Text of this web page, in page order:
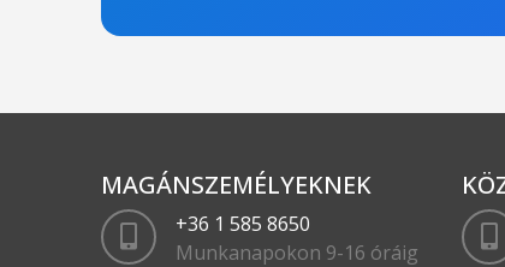
MAGÁNSZEMÉLYEKNEK
+36 1 585 8650
Munkanapokon 9-16 óráig